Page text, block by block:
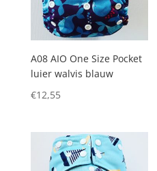
A08 AIO One Size Pocket
luier walvis blauw
€12,55